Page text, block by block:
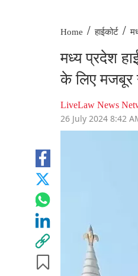
Home / हाईकोर्ट /
मध्य प्रदेश
के लिए मजबूर
LiveLaw News
26 July 2024 8:42